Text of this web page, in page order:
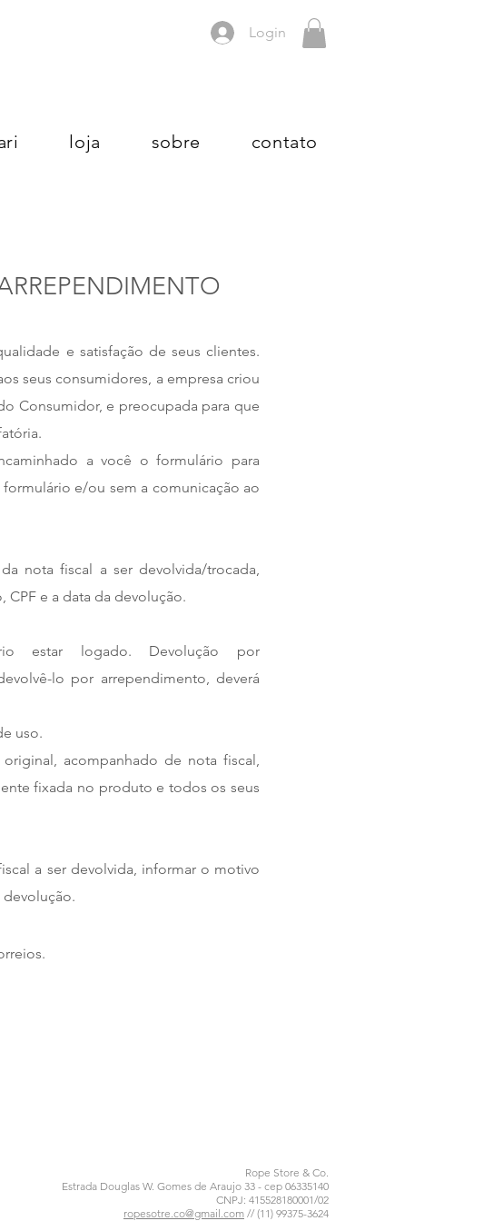
Login
loja sobre contato
e satisfação de seus clientes.
seus consumidores, a empresa criou
Consumidor, e preocupada para que
a você o formulário para
e/ou sem a comunicação ao
nota fiscal a ser devolvida/trocada,
e a data da devolução.
estar logado. Devolução por
lo por arrependimento, deverá
uso.
acompanhado de nota fiscal,
fixada no produto e todos os seus
a ser devolvida, informar o motivo
Rope Store & Co.
Estrada Douglas W. Gomes de Araujo 33 - cep 06335140
CNPJ: 415528180001/02
ropesotre.co@gmail.com // (11) 99375-3624